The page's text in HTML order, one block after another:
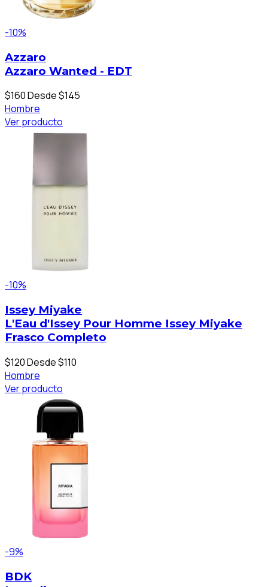
-10%
Azzaro
Azzaro Wanted - EDT
$160Desde $145
Hombre
Ver producto
-10%
Issey Miyake
L'Eau d'Issey Pour Homme Issey Miyake
Frasco Completo
$120Desde $110
Hombre
Ver producto
-9%
BDK